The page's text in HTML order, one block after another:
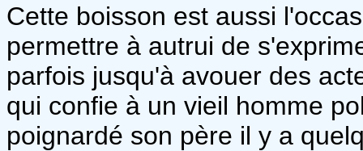
Cette boisson est aussi
permettre à autrui de
parfois jusqu'à avouer des
qui confie à un vieil homme
poignardé son père il y a